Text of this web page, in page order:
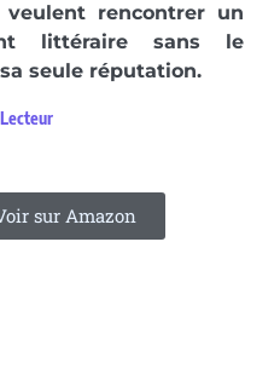
rencontrer un
littéraire sans le
seule réputation.
sur Amazon